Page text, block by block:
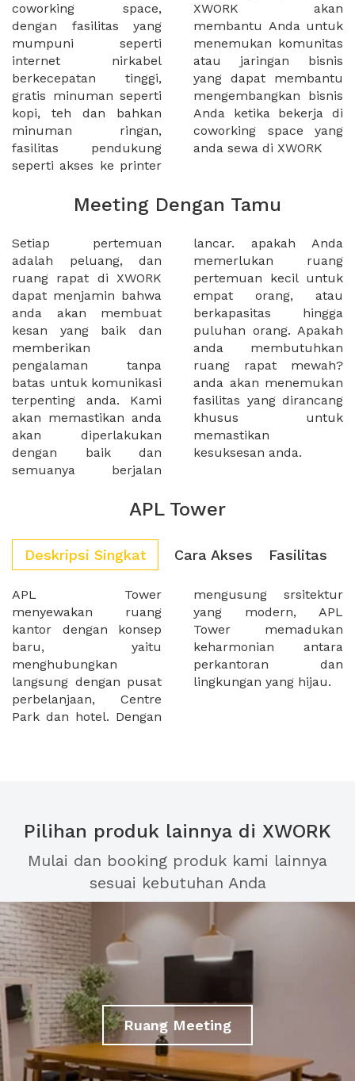
coworking space,
dengan fasilitas yang
mumpuni seperti
internet nirkabel
berkecepatan tinggi,
gratis minuman seperti
kopi, teh dan bahkan
minuman ringan,
fasilitas pendukung
seperti akses ke printer
XWORK akan
membantu Anda untuk
menemukan komunitas
atau jaringan bisnis
yang dapat membantu
mengembangkan bisnis
Anda ketika bekerja di
coworking space yang
anda sewa di XWORK
Meeting Dengan Tamu
Setiap pertemuan
adalah peluang, dan
ruang rapat di XWORK
dapat menjamin bahwa
anda akan membuat
kesan yang baik dan
memberikan
pengalaman tanpa
batas untuk komunikasi
terpenting anda. Kami
akan memastikan anda
akan diperlakukan
dengan baik dan
semuanya berjalan
lancar. apakah Anda
memerlukan ruang
pertemuan kecil untuk
empat orang, atau
berkapasitas hingga
puluhan orang. Apakah
anda membutuhkan
ruang rapat mewah?
anda akan menemukan
fasilitas yang dirancang
khusus untuk
memastikan
kesuksesan anda.
APL Tower
Deskripsi Singkat Cara Akses Fasilitas
APL Tower
menyewakan ruang
kantor dengan konsep
baru, yaitu
menghubungkan
langsung dengan pusat
perbelanjaan, Centre
Park dan hotel. Dengan
mengusung srsitektur
yang modern, APL
Tower memadukan
keharmonian antara
perkantoran dan
lingkungan yang hijau.
Pilihan produk lainnya di XWORK
Mulai dan booking produk kami lainnya
sesuai kebutuhan Anda
Ruang Meeting